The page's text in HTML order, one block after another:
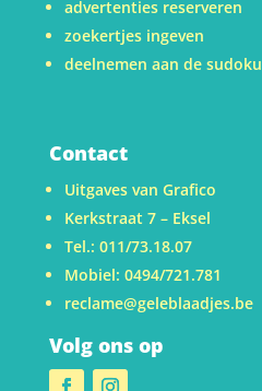
advertenties reserveren
zoekertjes ingeven
deelnemen aan de sudoku
Contact
Uitgaves van Grafico
Kerkstraat 7 – Eksel
Tel.: 011/73.18.07
Mobiel: 0494/721.781
reclame@geleblaadjes.be
Volg ons op